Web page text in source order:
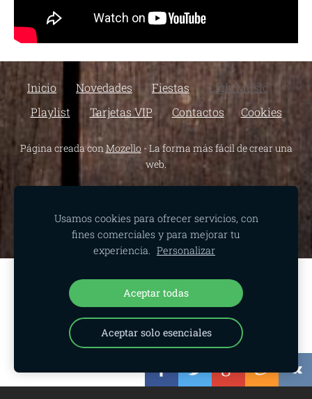
Inicio Novedades Fiestas
LightMusic
Playlist
Tarjetas VIP Contactos Cookies
Página creada conMozello- La forma más fácil de crear una
web.
Crea tu sitio web o tienda online con
Mozello.
Más información
Usamos cookies para ofrecer servicios, con
fines comerciales y para mejorar tu
experiencia. Personalizar
Aceptar todas
Aceptar solo esenciales